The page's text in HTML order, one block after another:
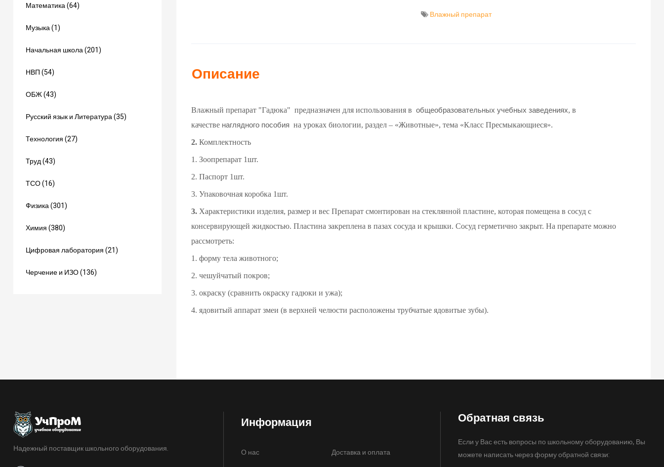
Математика (64)
Музыка (1)
Начальная школа (201)
НВП (54)
ОБЖ (43)
Русский язык и Литература (35)
Технология (27)
Труд (43)
ТСО (16)
Физика (301)
Химия (380)
Цифровая лаборатория (21)
Черчение и ИЗО (136)
Влажный препарат
Описание
Влажный препарат "Гадюка" предназначен для использования в общеобразовательных учебных заведениях, в
качестве наглядного пособия на уроках биологии, раздел – «Животные», тема «Класс Пресмыкающиеся».
2. Комплектность
1. Зоопрепарат 1шт.
2. Паспорт 1шт.
3. Упаковочная коробка 1шт.
3. Характеристики изделия, размер и вес Препарат смонтирован на стеклянной пластине, которая помещена в сосуд с
консервирующей жидкостью. Пластина закреплена в пазах сосуда и крышки. Сосуд герметично закрыт. На препарате можно
рассмотреть:
1. форму тела животного;
2. чешуйчатый покров;
3. окраску (сравнить окраску гадюки и ужа);
4. ядовитый аппарат змеи (в верхней челюсти расположены трубчатые ядовитые зубы).
Надежный поставщик школьного оборудования.
Информация
О нас
Доставка и оплата
Обратная связь
Если у Вас есть вопросы по школьному оборудованию, Вы
можете написать через форму обратной связи: